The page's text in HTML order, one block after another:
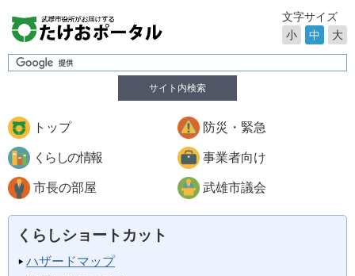
サイト内検索
文字サイズ
小
中 大
トップ 防災・緊急
くらしの情報 事業者向け
市長の部屋 武雄市議会
くらしショートカット
ハザードマップ